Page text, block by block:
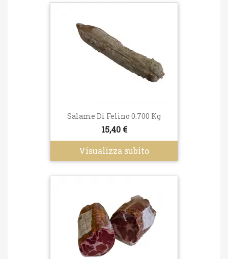
Salame Di Felino 0.700 Kg
15,40 €
Visualizza subito